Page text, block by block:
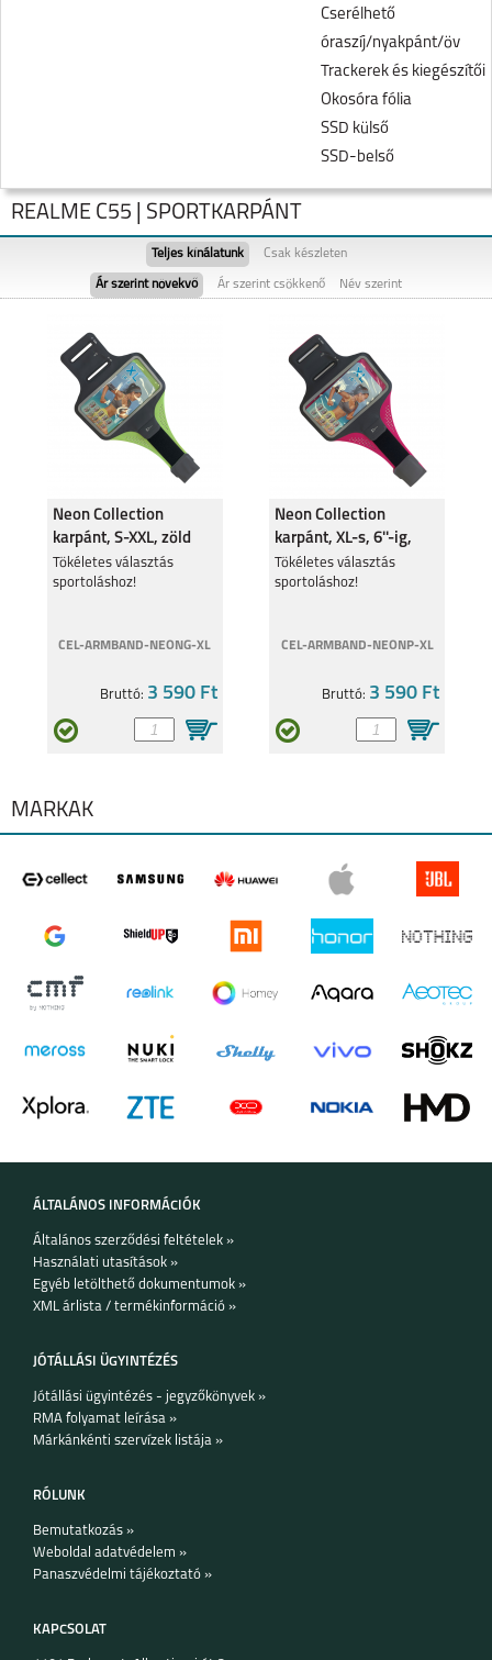
Cserélhető
óraszíj/nyakpánt/öv
Trackerek és kiegészítői
Okosóra fólia
SSD külső
SSD-belső
NOTE 60 REALME NOTE 50
REALME 11 5G REALME 9 PRO 5G
REALME C55 REALME 9 5G
EXPLORER MASTER
8 5G
GT MASTER
REALME C55 | SPORTKARPÁNT
Teljes kínálatunk Csak készleten
Ár szerint növekvő Ár szerint csökkenő Név szerint
Neon Collection
karpánt, S-XXL, zöld
Tökéletes választás
sportoláshoz!
CEL-ARMBAND-NEONG-XL
Bruttó: 3 590 Ft
Neon Collection
karpánt, XL-s, 6''-ig,
pink
Tökéletes választás
sportoláshoz!
CEL-ARMBAND-NEONP-XL
Bruttó: 3 590 Ft
MÁRKÁK
ÁLTALÁNOS INFORMÁCIÓK
Általános szerződési feltételek »
Használati utasítások »
Egyéb letölthető dokumentumok »
XML árlista / termékinformáció »
JÓTÁLLÁSI ÜGYINTÉZÉS
Jótállási ügyintézés - jegyzőkönyvek »
RMA folyamat leírása »
Márkánkénti szervízek listája »
RÓLUNK
Bemutatkozás »
Weboldal adatvédelem »
Panaszvédelmi tájékoztató »
KAPCSOLAT